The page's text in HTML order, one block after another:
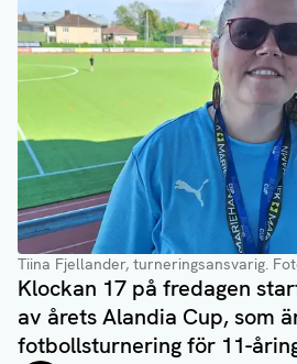
Tiina Fjellander, turneringsansvarig.
Klockan 17 på fredagen
av årets Alandia Cup, som
fotbollsturnering för 11-